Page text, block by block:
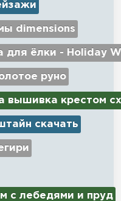
dimensions
для ёлки - Holiday
руно
вышивка крестом
скачать
с лебедями и пруд